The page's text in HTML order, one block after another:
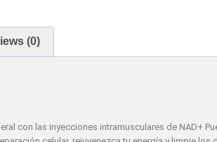
(0)
con las inyecciones intramusculares de NAD+